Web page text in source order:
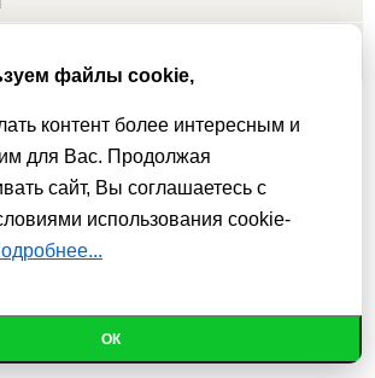
для функционирования сайта. Если
материалов активная гиперссылка на
файлы cookie,
контент более интересным и
для Вас. Продолжая
сайт, Вы соглашаетесь с
использования cookie-
ОК